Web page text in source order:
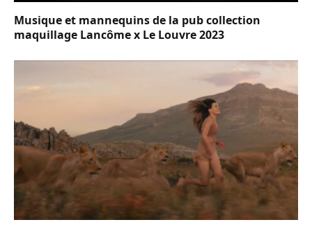
Musique et mannequins de la pub collection
maquillage Lancôme x Le Louvre 2023